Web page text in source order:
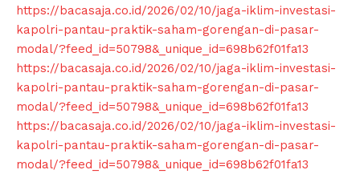
https://bacasaja.co.id/2026/02/10/jaga-iklim-investasi-
kapolri-pantau-praktik-saham-gorengan-di-pasar-
modal/?feed_id=50798&_unique_id=698b62f01fa13
https://bacasaja.co.id/2026/02/10/jaga-iklim-investasi-
kapolri-pantau-praktik-saham-gorengan-di-pasar-
modal/?feed_id=50798&_unique_id=698b62f01fa13
https://bacasaja.co.id/2026/02/10/jaga-iklim-investasi-
kapolri-pantau-praktik-saham-gorengan-di-pasar-
modal/?feed_id=50798&_unique_id=698b62f01fa13